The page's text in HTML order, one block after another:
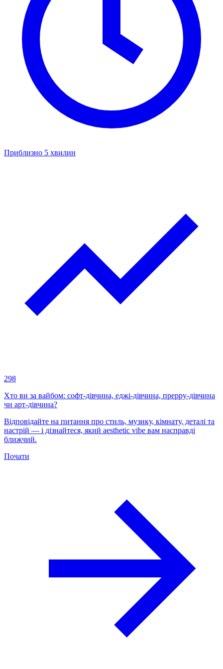
Приблизно 5 хвилин
298
Хто ви за вайбом: софт-дівчина, еджі-дівчина, преppy-дівчина
чи арт-дівчина?
Відповідайте на питання про стиль, музику, кімнату, деталі та
настрій — і дізнайтеся, який aesthetic vibe вам насправді
ближчий.
Почати